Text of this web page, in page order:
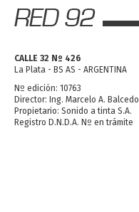
CALLE 32 Nº 426
La Plata - BS AS - ARGENTINA
Nº edición: 10763
Director: Ing. Marcelo A. Balcedo
Propietario: Sonido a tinta S.A.
Registro D.N.D.A. Nº en trámite